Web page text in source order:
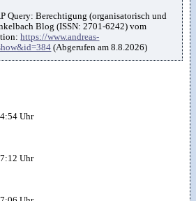
Query: Berechtigung (organisatorisch und
Blog (ISSN: 2701-6242) vom
https://www.andreas-
(Abgerufen am 8.8.2026)
Uhr
Uhr